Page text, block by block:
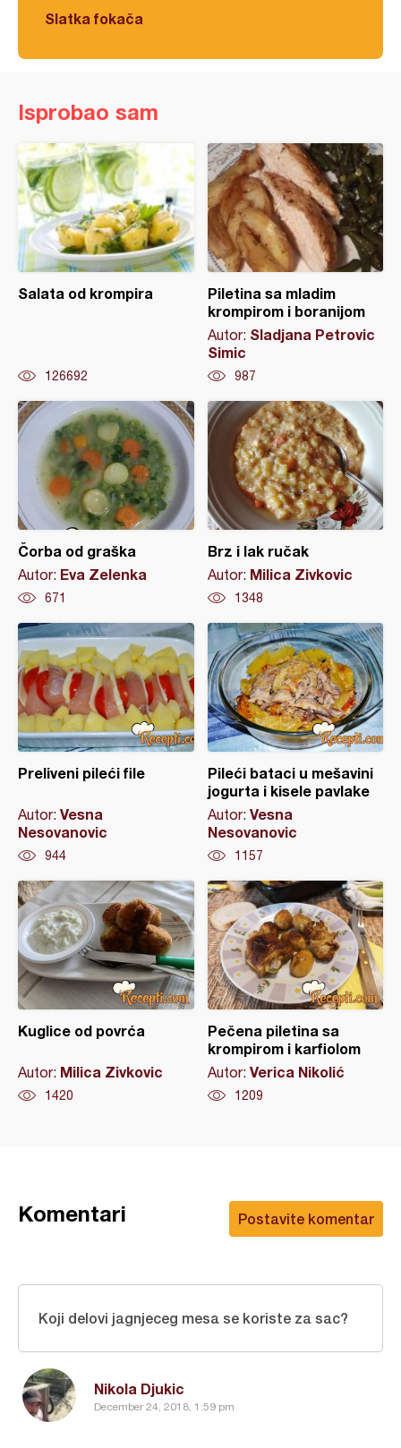
Slatka fokača
Isprobao sam
Salata od krompira
126692
Piletina sa mladim
krompirom i boranijom
Autor: Sladjana Petrovic
Simic
987
Čorba od graška
Autor: Eva Zelenka
671
Brz i lak ručak
Autor: Milica Zivkovic
1348
Preliveni pileći file
Autor: Vesna
Nesovanovic
944
Pileći bataci u mešavini
jogurta i kisele pavlake
Autor: Vesna
Nesovanovic
1157
Kuglice od povrća
Autor: Milica Zivkovic
1420
Pečena piletina sa
krompirom i karfiolom
Autor: Verica Nikolić
1209
Postavite komentar
Komentari
Nikola Djukic
December 24, 2018, 1:59 pm
Koji delovi jagnjeceg mesa se koriste za sac?